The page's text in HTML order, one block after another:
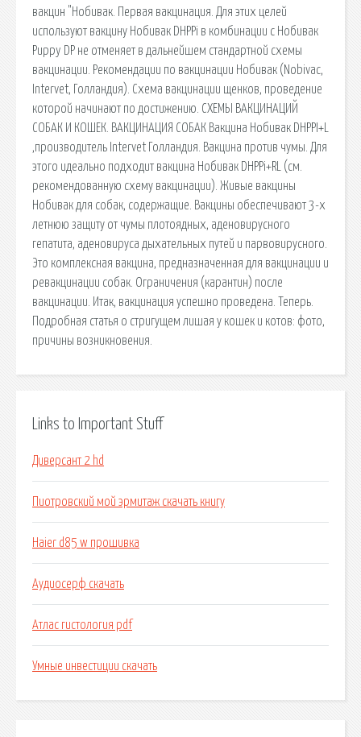
вакцин "Нобивак. Первая вакцинация. Для этих целей
используют вакцину Нобивак DHPPi в комбинации с Нобивак
Puppy DP не отменяет в дальнейшем стандартной схемы
вакцинации. Рекомендации по вакцинации Нобивак (Nobivac,
Intervet, Голландия). Схема вакцинации щенков, проведение
которой начинают по достижению. СХЕМЫ ВАКЦИНАЦИЙ
СОБАК И КОШЕК. ВАКЦИНАЦИЯ СОБАК Вакцина Нобивак DHPPI+L
,производитель Intervet Голландия. Вакцина против чумы. Для
этого идеально подходит вакцина Нобивак DHРРi+RL (см.
рекомендованную схему вакцинации). Живые вакцины
Нобивак для собак, содержащие. Вакцины обеспечивают 3-х
летнюю защиту от чумы плотоядных, аденовирусного
гепатита, аденовируса дыхательных путей и парвовирусного.
Это комплексная вакцина, предназначенная для вакцинации и
ревакцинации собак. Ограничения (карантин) после
вакцинации. Итак, вакцинация успешно проведена. Теперь.
Подробная статья о стригущем лишая у кошек и котов: фото,
причины возникновения.
Links to Important Stuff
Диверсант 2 hd
Пиотровский мой эрмитаж скачать книгу
Haier d85 w прошивка
Аудиосерф скачать
Атлас гистология pdf
Умные инвестиции скачать